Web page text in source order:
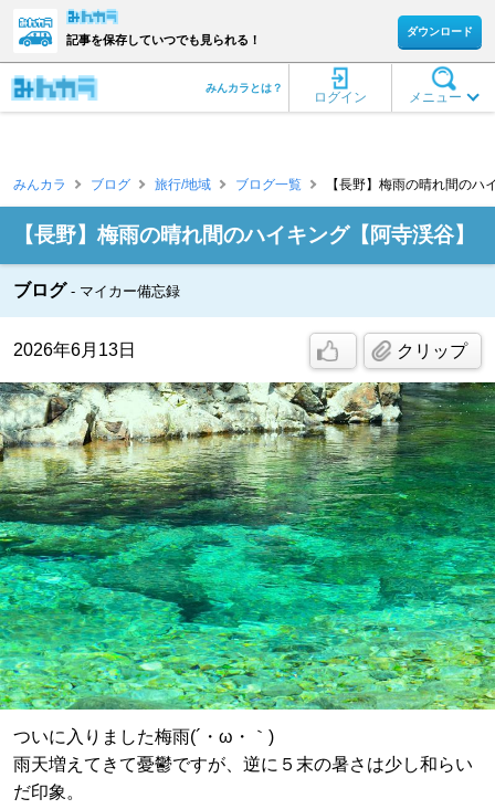
記事を保存していつでも見られる！
ダウンロード
メニュー
ログイン
みんカラとは？
みんカラ ブログ 旅行/地域 ブログ一覧 【長野】梅雨の晴れ間の
【長野】梅雨の晴れ間のハイキング【阿寺渓谷】
ブログ マイカー備忘録
2026年6月13日 クリップ
ついに入りました梅雨(´・ω・｀)
雨天増えてきて憂鬱ですが、逆に５末の暑さは少し和らい
だ印象。